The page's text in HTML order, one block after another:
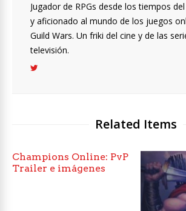
Jugador de RPGs desde los tiempos
y aficionado al mundo de los juegos
Guild Wars. Un friki del cine y de las
televisión.
Related Items
Champions Online: PvP
Trailer e imágenes